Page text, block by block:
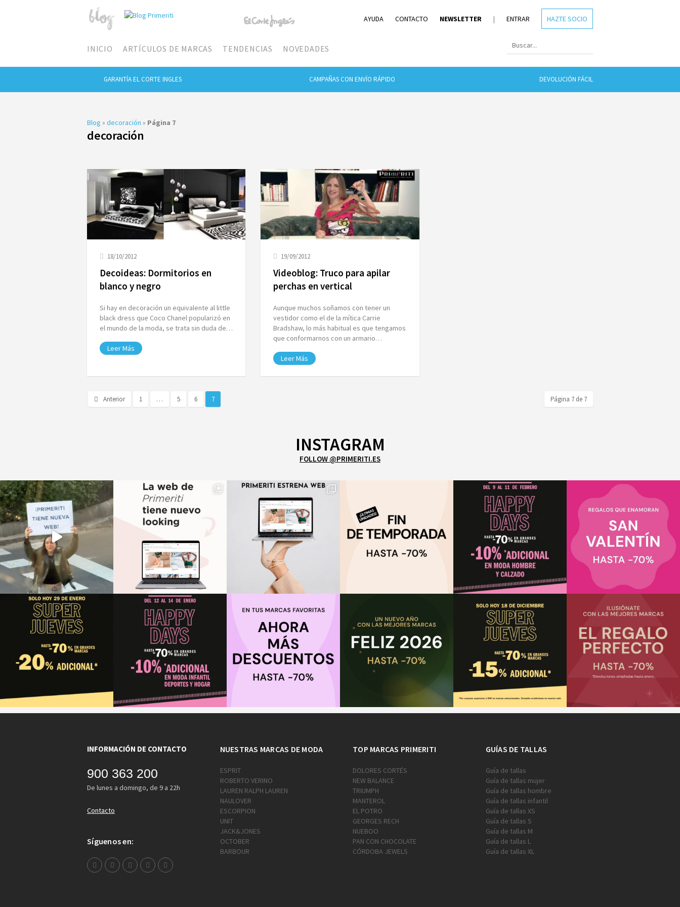
AYUDA CONTACTO NEWSLETTER | ENTRAR HAZTE SOCIO
INICIO ARTÍCULOS DE MARCAS TENDENCIAS NOVEDADES
GARANTÍA EL CORTE INGLES CAMPAÑAS CON ENVÍO RÁPIDO DEVOLUCIÓN FÁCIL
Blog » decoración » Página 7
decoración
18/10/2012
Decoideas: Dormitorios en
blanco y negro
Si hay en decoración un equivalente al little
black dress que Coco Chanel popularizó en
el mundo de la moda, se trata sin duda de…
Leer Más
19/09/2012
Videoblog: Truco para apilar
perchas en vertical
Aunque muchos soñamos con tener un
vestidor como el de la mítica Carrie
Bradshaw, lo más habitual es que tengamos
que conformarnos con un armario…
Leer Más
Anterior 1 … 5 6 7 Página 7 de 7
INSTAGRAM
FOLLOW @PRIMERITI.ES
INFORMACIÓN DE CONTACTO
900 363 200
De lunes a domingo, de 9 a 22h
Contacto
Síguenos en:
NUESTRAS MARCAS DE MODA
ESPRIT
ROBERTO VERINO
LAUREN RALPH LAUREN
NAULOVER
ESCORPION
UNIT
JACK&JONES
OCTOBER
BARBOUR
TOP MARCAS PRIMERITI
DOLORES CORTÉS
NEW BALANCE
TRIUMPH
MANTEROL
EL POTRO
GEORGES RECH
NUEBOO
PAN CON CHOCOLATE
CÓRDOBA JEWELS
GUÍAS DE TALLAS
Guía de tallas
Guía de tallas mujer
Guía de tallas hombre
Guía de tallas infantil
Guía de tallas XS
Guía de tallas S
Guía de tallas M
Guía de tallas L
Guía de tallas XL